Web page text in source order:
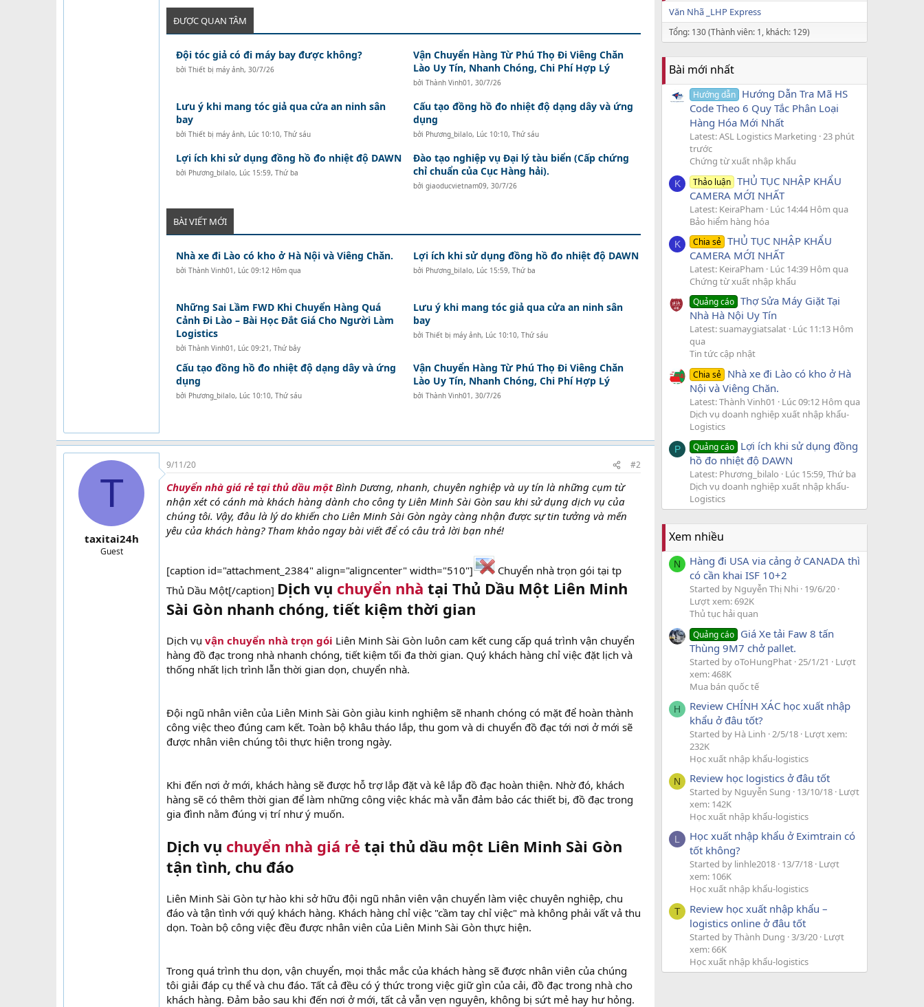
ĐƯỢC QUAN TÂM
Đội tóc giả có đi máy bay được không?
bởi Thiết bị máy ảnh, 30/7/26
Vận Chuyển Hàng Từ Phú Thọ Đi Viêng Chăn
Lào Uy Tín, Nhanh Chóng, Chi Phí Hợp Lý
bởi Thành Vinh01, 30/7/26
Lưu ý khi mang tóc giả qua cửa an ninh sân
bay
bởi Thiết bị máy ảnh, Lúc 10:10, Thứ sáu
Cấu tạo đồng hồ đo nhiệt độ dạng dây và ứng
dụng
bởi Phương_bilalo, Lúc 10:10, Thứ sáu
Lợi ích khi sử dụng đồng hồ đo nhiệt độ DAWN
bởi Phương_bilalo, Lúc 15:59, Thứ ba
Đào tạo nghiệp vụ Đại lý tàu biển (Cấp chứng
chỉ chuẩn của Cục Hàng hải).
bởi giaoducvietnam09, 30/7/26
BÀI VIẾT MỚI
Nhà xe đi Lào có kho ở Hà Nội và Viêng Chăn.
bởi Thành Vinh01, Lúc 09:12 Hôm qua
Lợi ích khi sử dụng đồng hồ đo nhiệt độ DAWN
bởi Phương_bilalo, Lúc 15:59, Thứ ba
Những Sai Lầm FWD Khi Chuyển Hàng Quá
Cảnh Đi Lào – Bài Học Đắt Giá Cho Người Làm
Logistics
bởi Thành Vinh01, Lúc 09:21, Thứ bảy
Lưu ý khi mang tóc giả qua cửa an ninh sân
bay
bởi Thiết bị máy ảnh, Lúc 10:10, Thứ sáu
Cấu tạo đồng hồ đo nhiệt độ dạng dây và ứng
dụng
bởi Phương_bilalo, Lúc 10:10, Thứ sáu
Vận Chuyển Hàng Từ Phú Thọ Đi Viêng Chăn
Lào Uy Tín, Nhanh Chóng, Chi Phí Hợp Lý
bởi Thành Vinh01, 30/7/26
T
taxitai24h
Guest
9/11/20 #2
Chuyển nhà giá rẻ tại thủ dầu mộtBình Dương, nhanh, chuyên nghiệp và uy tín là những cụm từ
nhận xét có cánh mà khách hàng dành cho công ty Liên Minh Sài Gòn sau khi sử dụng dịch vụ của
chúng tôi. Vậy, đâu là lý do khiến cho Liên Minh Sài Gòn ngày càng nhận được sự tin tưởng và mến
yêu của khách hàng? Tham khảo ngay bài viết để có câu trả lời bạn nhé!
[caption id="attachment_2384" align="aligncenter" width="510"]
Chuyển nhà trọn gói tại tp
Thủ Dầu Một[/caption] Dịch vụ chuyển nhà tại Thủ Dầu Một Liên Minh
Sài Gòn nhanh chóng, tiết kiệm thời gian
Dịch vụ vận chuyển nhà trọn gói Liên Minh Sài Gòn luôn cam kết cung cấp quá trình vận chuyển
hàng đồ đạc trong nhà nhanh chóng, tiết kiệm tối đa thời gian. Quý khách hàng chỉ việc đặt lịch và
thống nhất lịch trình lẫn thời gian dọn, chuyển nhà.
Đội ngũ nhân viên của Liên Minh Sài Gòn giàu kinh nghiệm sẽ nhanh chóng có mặt để hoàn thành
công việc theo đúng cam kết. Toàn bộ khâu tháo lắp, thu gom và di chuyển đồ đạc tới nơi ở mới sẽ
được nhân viên chúng tôi thực hiện trong ngày.
Khi đến nơi ở mới, khách hàng sẽ được hỗ trợ lắp đặt và kê lắp đồ đạc hoàn thiện. Nhờ đó, khách
hàng sẽ có thêm thời gian để làm những công việc khác mà vẫn đảm bảo các thiết bị, đồ đạc trong
gia đình nằm đúng vị trí như ý muốn.
Dịch vụ chuyển nhà giá rẻ tại thủ dầu một Liên Minh Sài Gòn
tận tình, chu đáo
Liên Minh Sài Gòn tự hào khi sở hữu đội ngũ nhân viên vận chuyển làm việc chuyên nghiệp, chu
đáo và tận tình với quý khách hàng. Khách hàng chỉ việc "cầm tay chỉ việc" mà không phải vất vả thu
dọn. Toàn bộ công việc đều được nhân viên của Liên Minh Sài Gòn thực hiện.
Trong quá trình thu dọn, vận chuyển, mọi thắc mắc của khách hàng sẽ được nhân viên của chúng
tôi giải đáp cụ thể và chu đáo. Tất cả đều có ý thức trong việc giữ gìn của cải, đồ đạc trong nhà cho
khách hàng. Đảm bảo sau khi đến nơi ở mới, tất cả vẫn vẹn nguyên, không bị sứt mẻ hay hư hỏng.
Văn Nhã _LHP Express
Tổng: 130 (Thành viên: 1, khách: 129)
Bài mới nhất
Hướng dẫn Hướng Dẫn Tra Mã HS
Code Theo 6 Quy Tắc Phân Loại
Hàng Hóa Mới Nhất
Latest: ASL Logistics Marketing 23 phút
trước
Chứng từ xuất nhập khẩu
K Thảo luận THỦ TỤC NHẬP KHẨU
CAMERA MỚI NHẤT
Latest: KeiraPham
Lúc 14:44 Hôm qua
Bảo hiểm hàng hóa
K Chia sẻ THỦ TỤC NHẬP KHẨU
CAMERA MỚI NHẤT
Latest: KeiraPham
Lúc 14:39 Hôm qua
Chứng từ xuất nhập khẩu
Quảng cáo Thợ Sửa Máy Giặt Tại
Nhà Hà Nội Uy Tín
Latest: suamaygiatsalat Lúc 11:13 Hôm
qua
Tin tức cập nhật
Chia sẻ Nhà xe đi Lào có kho ở Hà
Nội và Viêng Chăn.
Latest: Thành Vinh01
Lúc 09:12 Hôm qua
Dịch vụ doanh nghiệp xuất nhập khẩu-
Logistics
P Quảng cáo Lợi ích khi sử dụng đồng
hồ đo nhiệt độ DAWN
Latest: Phương_bilalo
Lúc 15:59, Thứ ba
Dịch vụ doanh nghiệp xuất nhập khẩu-
Logistics
Xem nhiều
N
Hàng đi USA via cảng ở CANADA thì
có cần khai ISF 10+2
Started by Nguyễn Thị Nhi 19/6/20
Lượt xem: 692K
Thủ tục hải quan
Quảng cáo Giá Xe tải Faw 8 tấn
Thùng 9M7 chở pallet.
Started by oToHungPhat 25/1/21
Lượt
xem: 468K
Mua bán quốc tế
H
Review CHÍNH XÁC học xuất nhập
khẩu ở đâu tốt?
Started by Hà Linh 2/5/18 Lượt xem:
232K
Học xuất nhập khẩu-logistics
N Review học logistics ở đâu tốt
Started by Nguyễn Sung 13/10/18 Lượt
xem: 142K
Học xuất nhập khẩu-logistics
L
Học xuất nhập khẩu ở Eximtrain có
tốt không?
Started by linhle2018 13/7/18 Lượt
xem: 106K
Học xuất nhập khẩu-logistics
T
Review học xuất nhập khẩu –
logistics online ở đâu tốt
Started by Thành Dung 3/3/20 Lượt
xem: 66K
Học xuất nhập khẩu-logistics